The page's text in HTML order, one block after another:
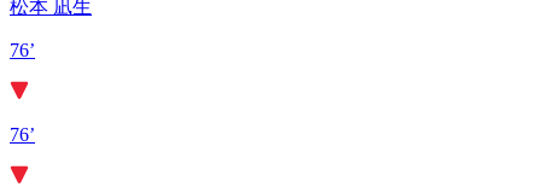
松本 凪生
76’
76’